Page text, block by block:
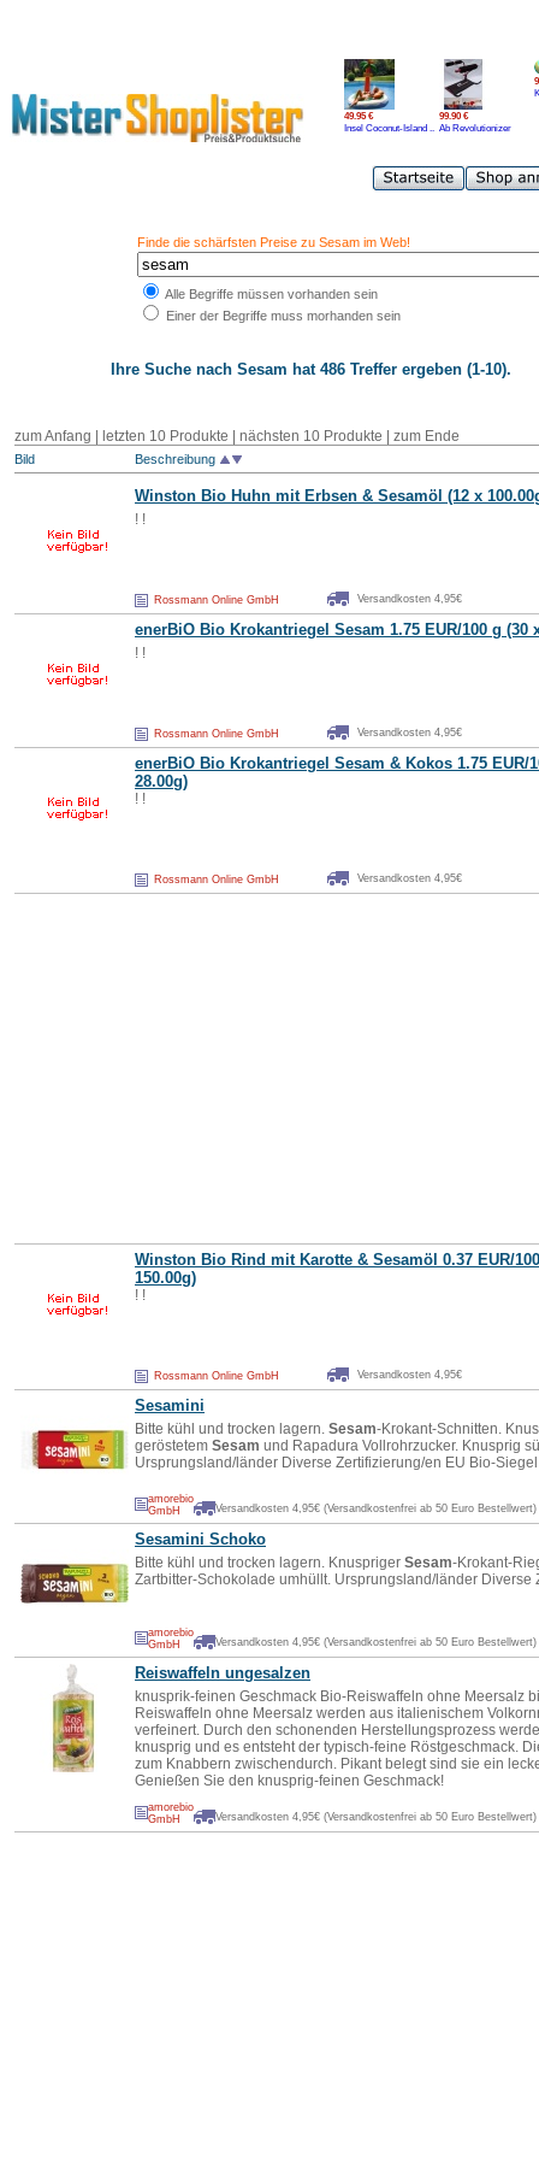
49.95 €
Insel Coconut-Island ..
99.90 €
Ab Revolutionizer
Finde die schärfsten Preise zu Sesam im Web!
Alle Begriffe müssen vorhanden sein
Einer der Begriffe muss morhanden sein
Ihre Suche nach Sesam hat 486 Treffer ergeben (1-10).
zum Anfang | letzten 10 Produkte | nächsten 10 Produkte zum Ende
Bild Beschreibung
Winston Bio Huhn mit Erbsen & Sesamöl (12 x
! !
Rossmann Online GmbH Versandkosten 4,95€
enerBiO Bio Krokantriegel Sesam 1.75 EUR/100 g (30
! !
Rossmann Online GmbH Versandkosten 4,95€
enerBiO Bio Krokantriegel Sesam & Kokos 1.75 EUR/
28.00g)
! !
Rossmann Online GmbH Versandkosten 4,95€
Winston Bio Rind mit Karotte & Sesamöl 0.37 EUR/
150.00g)
! !
Rossmann Online GmbH Versandkosten 4,95€
Sesamini
Bitte kühl und trocken lagern. Sesam-Krokant-Schnitten.
geröstetem Sesam und Rapadura Vollrohrzucker. Knusprig
Ursprungsland/länder Diverse Zertifizierung/en EU Bio-Siegel
amorebio
GmbH
Versandkosten 4,95€ (Versandkostenfrei ab 50 Euro Bestellwert)
Sesamini Schoko
Bitte kühl und trocken lagern. Knuspriger Sesam-Krokant-
Zartbitter-Schokolade umhüllt. Ursprungsland/länder Diverse
amorebio
GmbH
Versandkosten 4,95€ (Versandkostenfrei ab 50 Euro Bestellwert)
Reiswaffeln ungesalzen
knusprik-feinen Geschmack Bio-Reiswaffeln ohne Meersalz
Reiswaffeln ohne Meersalz werden aus italienischem
verfeinert. Durch den schonenden Herstellungsprozess
knusprig und es entsteht der typisch-feine Röstgeschmack.
zum Knabbern zwischendurch. Pikant belegt sind sie ein
Genießen Sie den knusprig-feinen Geschmack!
amorebio
GmbH
Versandkosten 4,95€ (Versandkostenfrei ab 50 Euro Bestellwert)